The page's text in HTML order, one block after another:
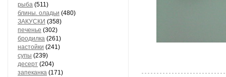
рыба (511)
блины. оладьи (480)
ЗАКУСКИ (358)
печенье (302)
бродилка (261)
настойки (241)
супы (239)
десерт (204)
запеканка (171)